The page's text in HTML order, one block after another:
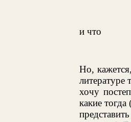
и что
Но,
литературе
хочу
какие